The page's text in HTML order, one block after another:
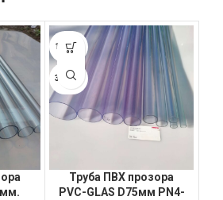
мм.
1.8 ММ
3.6 ММ
Труба ПВХ прозора
PVC-GLAS D75мм PN4-